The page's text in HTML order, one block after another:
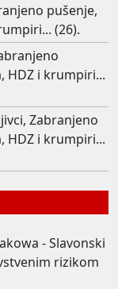
pušenje,
(26).
HDZ i krumpiri...
Zabranjeno
HDZ i krumpiri...
- Slavonski
rizikom